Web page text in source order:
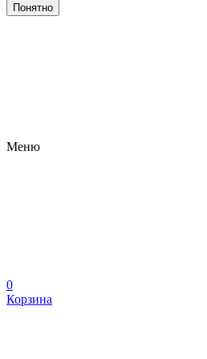
Понятно
Меню
0
Корзина